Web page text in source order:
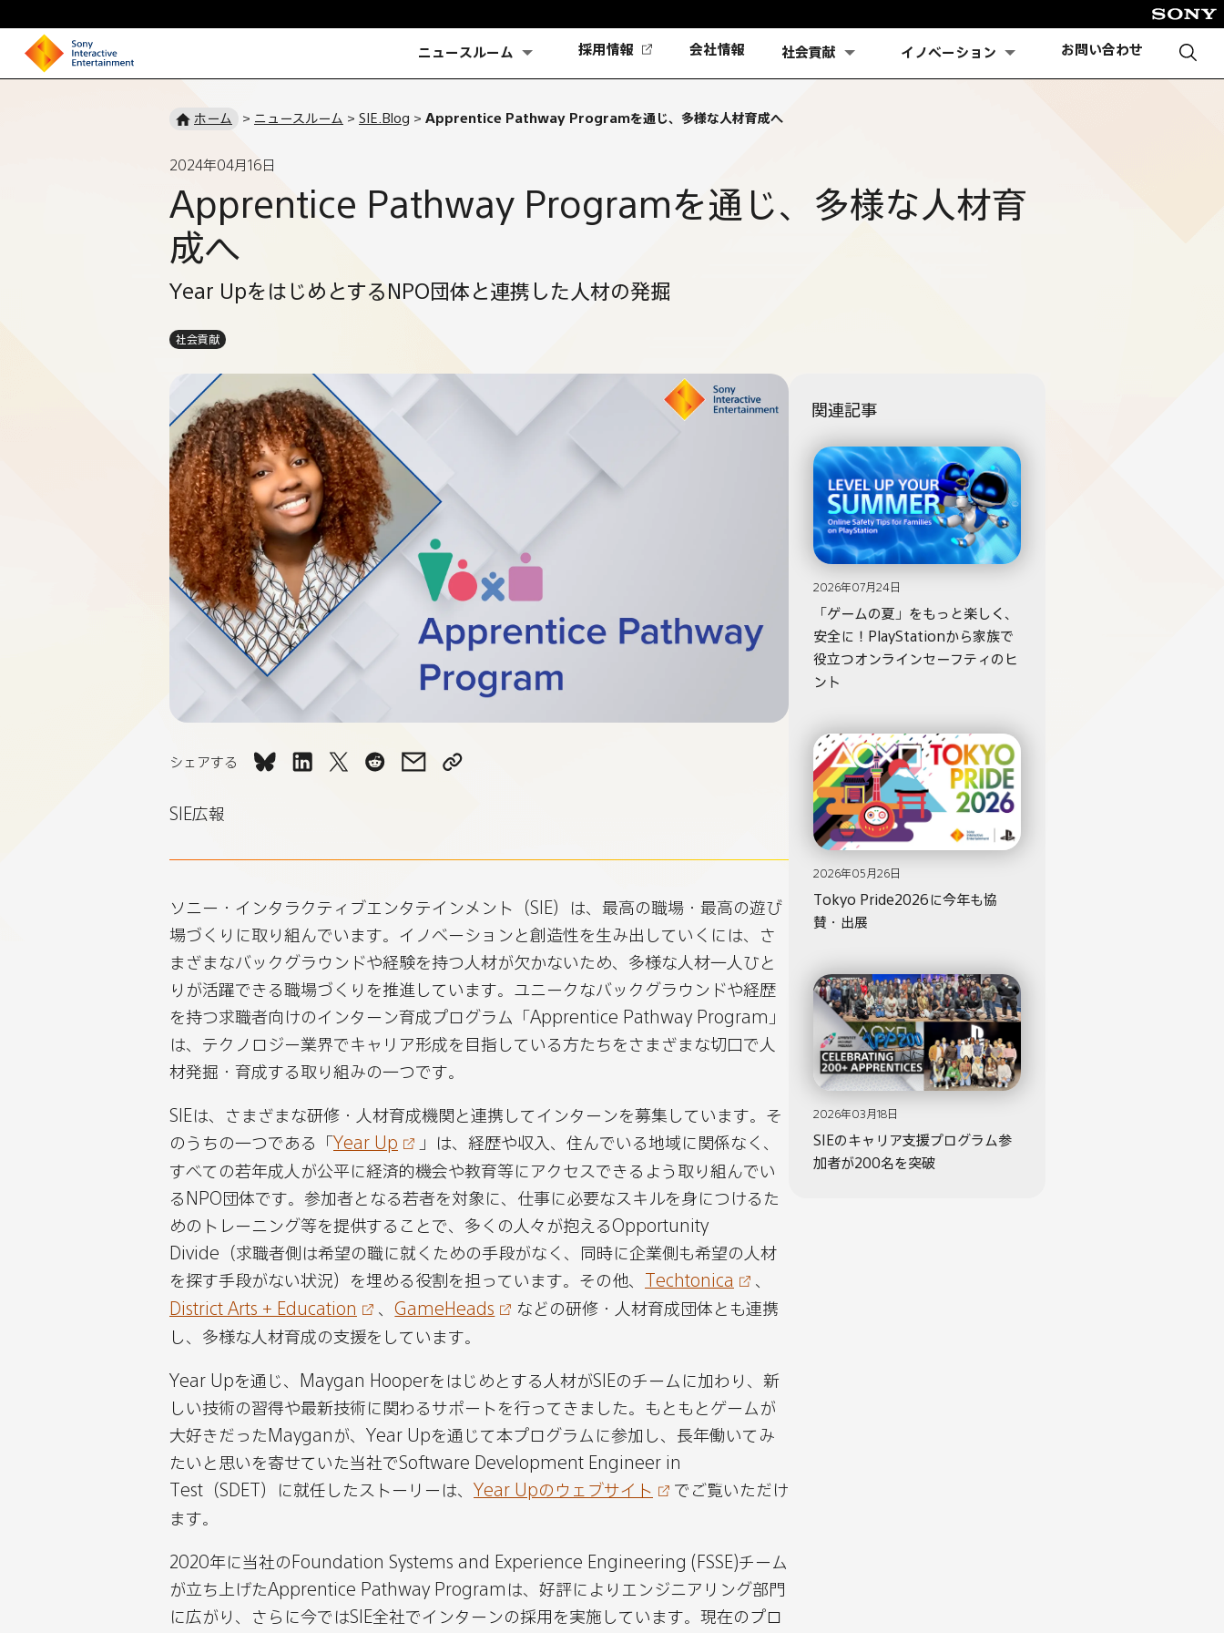
ニュースルーム 採用情報(新
タ
ブ
会社情報 社会貢献 イノベーション お問い合わせ
ホーム > ニュースルーム > SIE.Blog > Apprentice Pathway Programを通じ、多様な人材育成へ
Apprentice Pathway Programを通じ、多様な人材育
成へ
Year UpをはじめとするNPO団体と連携した人材の発掘
2024年04月16日
社会貢献
シェアする
Apprentice
じ、
多
様
な
人
材
育
へ
を
Bluesky
で
シ
ェ
ア
す
る
Apprentice
じ、
多
様
な
人
材
育
へ
を
LinkedIn
で
シ
ェ
ア
す
る
Apprentice
じ、
多
様
な
人
材
育
へ
を
X
で
シ
ェ
ア
す
る
Apprentice
じ、
多
様
な
人
材
育
へ
を
Reddit
で
シ
ェ
ア
す
る
Apprentice
じ、
多
様
な
人
材
育
へ
を
メ
ー
ル
で
シ
ェ
ア
る
Apprentice
じ、
多
様
な
人
材
へ
の
URL
を
コ
ピ
ー
SIE広報
ソニー・インタラクティブエンタテインメント（SIE）は、最高の職場・最高の遊び
場づくりに取り組んでいます。イノベーションと創造性を生み出していくには、さ
まざまなバックグラウンドや経験を持つ人材が欠かないため、多様な人材一人ひと
りが活躍できる職場づくりを推進しています。ユニークなバックグラウンドや経歴
を持つ求職者向けのインターン育成プログラム「Apprentice Pathway Program」
は、テクノロジー業界でキャリア形成を目指している方たちをさまざまな切口で人
材発掘・育成する取り組みの一つです。
SIEは、さまざまな研修・人材育成機関と連携してインターンを募集しています。そ
のうちの一つである「Year Up
」は、経歴や収入、住んでいる地域に関係なく、
すべての若年成人が公平に経済的機会や教育等にアクセスできるよう取り組んでい
るNPO団体です。参加者となる若者を対象に、仕事に必要なスキルを身につけるた
めのトレーニング等を提供することで、多くの人々が抱えるOpportunity
Divide（求職者側は希望の職に就くための手段がなく、同時に企業側も希望の人材
を探す手段がない状況）を埋める役割を担っています。その他、 Techtonica
、
District Arts + Education
、GameHeads
などの研修・人材育成団体とも連携
し、多様な人材育成の支援をしています。
Year Upを通じ、Maygan Hooperをはじめとする人材がSIEのチームに加わり、新
しい技術の習得や最新技術に関わるサポートを行ってきました。もともとゲームが
大好きだったMayganが、Year Upを通じて本プログラムに参加し、長年働いてみ
たいと思いを寄せていた当社でSoftware Development Engineer in
Test（SDET）に就任したストーリーは、 Year Upのウェブサイト
でご覧いただけ
ます。
2020年に当社のFoundation Systems and Experience Engineering (FSSE)チーム
が立ち上げたApprentice Pathway Programは、好評によりエンジニアリング部門
に広がり、さらに今ではSIE全社でインターンの採用を実施しています。現在のプロ
関連記事
「ゲームの夏」をもっと楽しく、
安全に！PlayStationから家族で
役立つオンラインセーフティのヒ
ント
2026年07月24日
Tokyo Pride2026に今年も協
賛・出展
2026年05月26日
SIEのキャリア支援プログラム参
加者が200名を突破
2026年03月18日